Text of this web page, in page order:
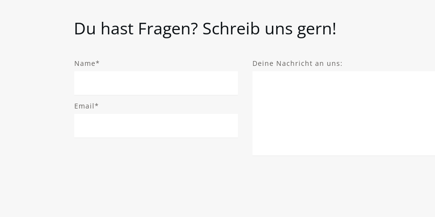
Du hast Fragen? Schreib uns gern!
Name*
Email*
Deine Nachricht an uns: